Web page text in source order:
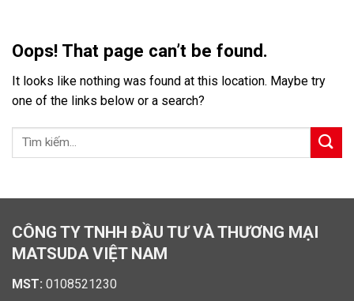
Oops! That page can’t be found.
It looks like nothing was found at this location. Maybe try
one of the links below or a search?
CÔNG TY TNHH ĐẦU TƯ VÀ THƯƠNG MẠI
MATSUDA VIỆT NAM
MST: 0108521230